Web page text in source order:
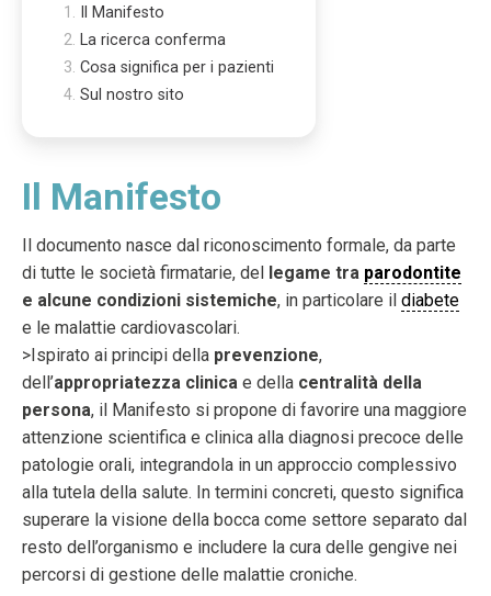
Il Manifesto
La ricerca conferma
Cosa significa per i pazienti
Sul nostro sito
Il Manifesto
Il documento nasce dal riconoscimento formale, da parte
di tutte le società firmatarie, del legame tra parodontite
e alcune condizioni sistemiche, in particolare il diabete
e le malattie cardiovascolari.
>Ispirato ai principi della prevenzione,
dell’appropriatezza clinica e della centralità della
persona, il Manifesto si propone di favorire una maggiore
attenzione scientifica e clinica alla diagnosi precoce delle
patologie orali, integrandola in un approccio complessivo
alla tutela della salute. In termini concreti, questo significa
superare la visione della bocca come settore separato dal
resto dell’organismo e includere la cura delle gengive nei
percorsi di gestione delle malattie croniche.